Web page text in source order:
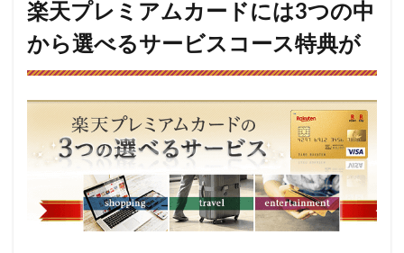
を確
認す
る方
るサ
ービ
スコ
ース
を変
更す
る方
楽天プレミアムカードには3つの中
から選べるサービスコース特典が